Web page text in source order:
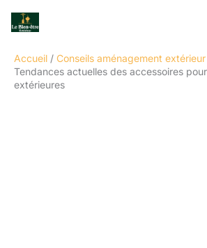
Accueil
Conseils aménagement extérieur
Tendances actuelles des accessoires
extérieures